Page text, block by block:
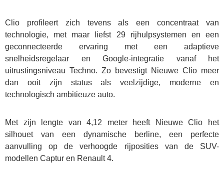
Home
wagens
Stock wagens
Clio profileert zich tevens als een concentraat van
technologie, met maar liefst 29 rijhulpsystemen en een
geconnecteerde ervaring met een adaptieve
snelheidsregelaar en Google-integratie vanaf het
uitrustingsniveau Techno. Zo bevestigt Nieuwe Clio meer
dan ooit zijn status als veelzijdige, moderne en
technologisch ambitieuze auto.
Met zijn lengte van 4,12 meter heeft Nieuwe Clio het
silhouet van een dynamische berline, een perfecte
aanvulling op de verhoogde rijposities van de SUV-
modellen Captur en Renault 4.